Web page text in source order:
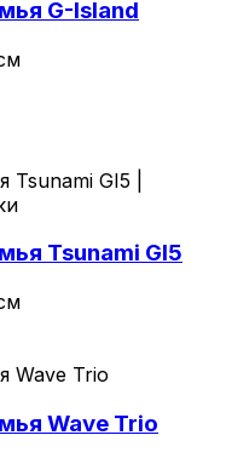
G-Island
Tsunami GI5
Wave Trio